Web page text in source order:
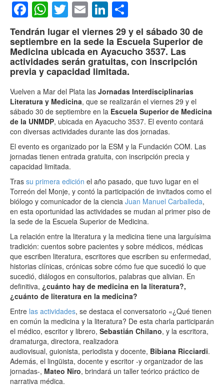
Facebook
WhatsApp
Twitter
EmailLinkedIn
Tendrán lugar el viernes 29 y el sábado 30 de
septiembre en la sede la Escuela Superior de
Medicina ubicada en Ayacucho 3537. Las
actividades serán gratuitas, con inscripción
previa y capacidad limitada.
Vuelven a Mar del Plata las Jornadas Interdisciplinarias
Literatura y Medicina, que se realizarán el viernes 29 y el
sábado 30 de septiembre en la Escuela Superior de Medicina
de la UNMDP, ubicada en Ayacucho 3537. El evento contará
con diversas actividades durante las dos jornadas.
El evento es organizado por la ESM y la Fundación COM. Las
jornadas tienen entrada gratuita, con inscripción precia y
capacidad limitada.
Tras su primera edición el año pasado, que tuvo lugar en el
Torreón del Monje, y contó la participación de invitados como el
biólogo y comunicador de la ciencia Juan Manuel Carballeda,
en esta oportunidad las actividades se mudan al primer piso de
la sede de la Escuela Superior de Medicina.
La relación entre la literatura y la medicina tiene una larguísima
tradición: cuentos sobre pacientes y sobre médicos, médicas
que escriben literatura, escritores que escriben su enfermedad,
historias clínicas, crónicas sobre cómo fue que sucedió lo que
sucedió, diálogos en consultorios, palabras que alivian. En
definitiva, ¿cuánto hay de medicina en la literatura?,
¿cuánto de literatura en la medicina?
Entre las actividades, se destaca el conversatorio «¿Qué tienen
en común la medicina y la literatura? De esta charla participarán
el médico, escritor y librero, Sebastián Chilano, y la escritora,
dramaturga, directora, realizadora
audiovisual, guionista, periodista y docente, Bibiana Ricciardi.
Además, el lingüista, docente y escritor -y organizador de las
jornadas-, Mateo Niro, brindará un taller teórico práctico de
narrativa médica.